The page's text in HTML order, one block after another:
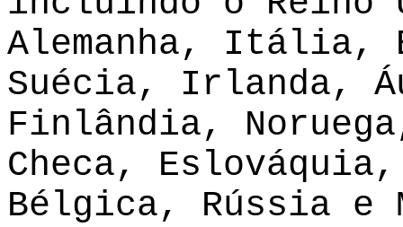
Alemanha, Itália,
Suécia, Irlanda,
Finlândia,
Checa,
Bélgica, Rússia e